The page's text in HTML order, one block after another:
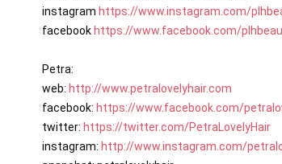
instagram https://www.instagram.com/
facebook https://www.facebook.com/
Petra:
web: http://www.petralovelyhair.com
facebook: https://www.facebook.com/
twitter: https://twitter.com/PetraLovelyHair
instagram: http://www.instagram.com/